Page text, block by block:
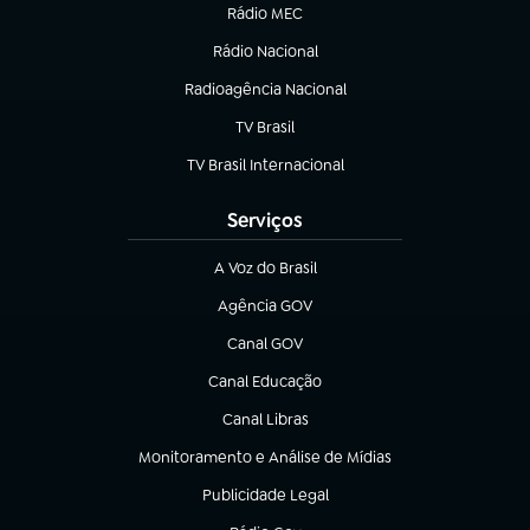
Rádio MEC
Rádio Nacional
(abre em nova aba)
Radioagência Nacional
(abre em nova aba)
TV Brasil
(abre em nova aba)
TV Brasil Internacional
(abre em nova aba)
Serviços
A Voz do Brasil
(abre em nova aba)
Agência GOV
(abre em nova aba)
Canal GOV
(abre em nova aba)
Canal Educação
(abre em nova aba)
Canal Libras
(abre em nova aba)
Monitoramento e Análise de Mídias
(abre em nova aba)
Publicidade Legal
(abre em nova aba)